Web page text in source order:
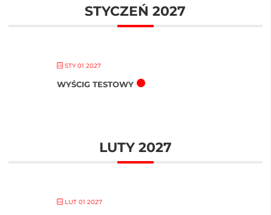
STYCZEŃ 2027
STY 01 2027
WYŚCIG TESTOWY
LUTY 2027
LUT 01 2027